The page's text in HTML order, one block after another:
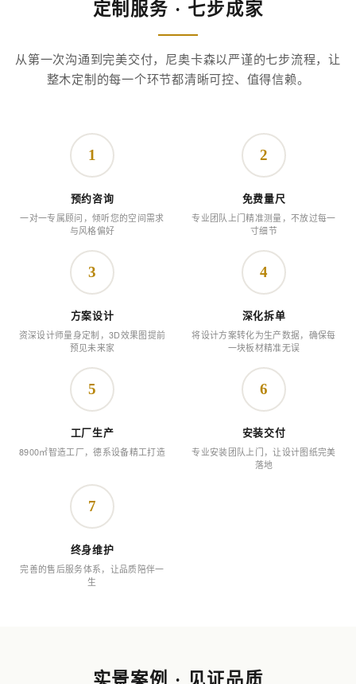
定制服务 · 七步成家
从第一次沟通到完美交付，尼奥卡森以严谨的七步流程，让
整木定制的每一个环节都清晰可控、值得信赖。
1
预约咨询
一对一专属顾问，倾听您的空间需求
与风格偏好
2
免费量尺
专业团队上门精准测量，不放过每一
寸细节
3
方案设计
资深设计师量身定制，3D效果图提前
预见未来家
4
深化拆单
将设计方案转化为生产数据，确保每
一块板材精准无误
5
工厂生产
8900㎡智造工厂，德系设备精工打造
6
安装交付
专业安装团队上门，让设计图纸完美
落地
7
终身维护
完善的售后服务体系，让品质陪伴一
生
实景案例 · 见证品质